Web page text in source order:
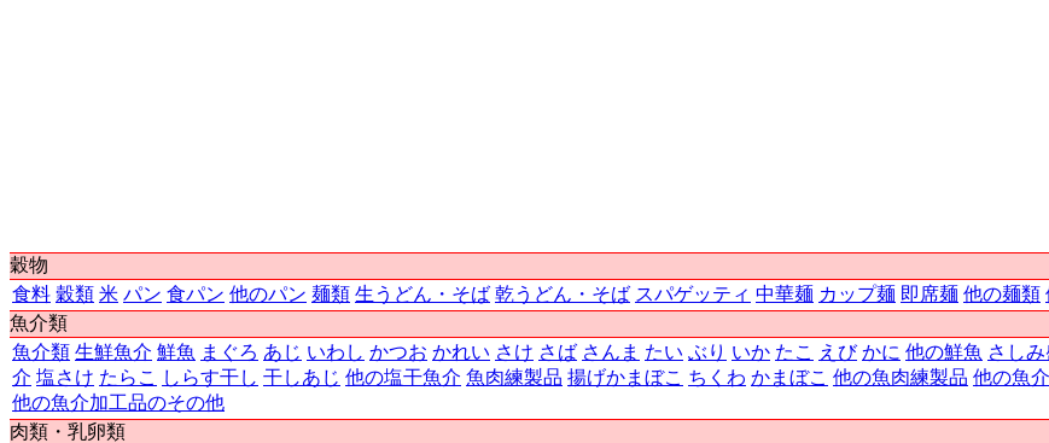
第44位
1,026円 宮崎県
宮崎市
第45位
1,007円 兵庫県
神戸市
第46位
999円 熊本県
熊本市
第47位
857円 沖縄県 那覇市
穀物
食料 穀類 米 パン 食パン 他のパン 麺類 生うどん・そば 乾うどん・そば スパゲッティ 中華麺 カップ麺 即席麺 他の麺類
魚介類
魚介類 生鮮魚介 鮮魚 まぐろ あじ いわし かつお かれい さけ さば さんま たい ぶり いか たこ えび かに 他の鮮魚 さし
介 塩さけ たらこ しらす干し 干しあじ 他の塩干魚介 魚肉練製品 揚げかまぼこ ちくわ かまぼこ 他の魚肉練製品 他の魚
他の魚介加工品のその他
肉類・乳卵類